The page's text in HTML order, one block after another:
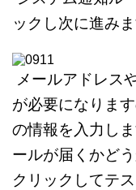
ックし次に進みま
メールアドレス
が必要になります
の情報を入力しま
ールが届くかど
クリックしてテ